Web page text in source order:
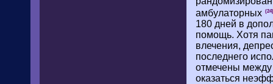
амбулаторных (24)
180 дней в
помощь. Хотя
влечения,
последнего
отмечены между
оказаться